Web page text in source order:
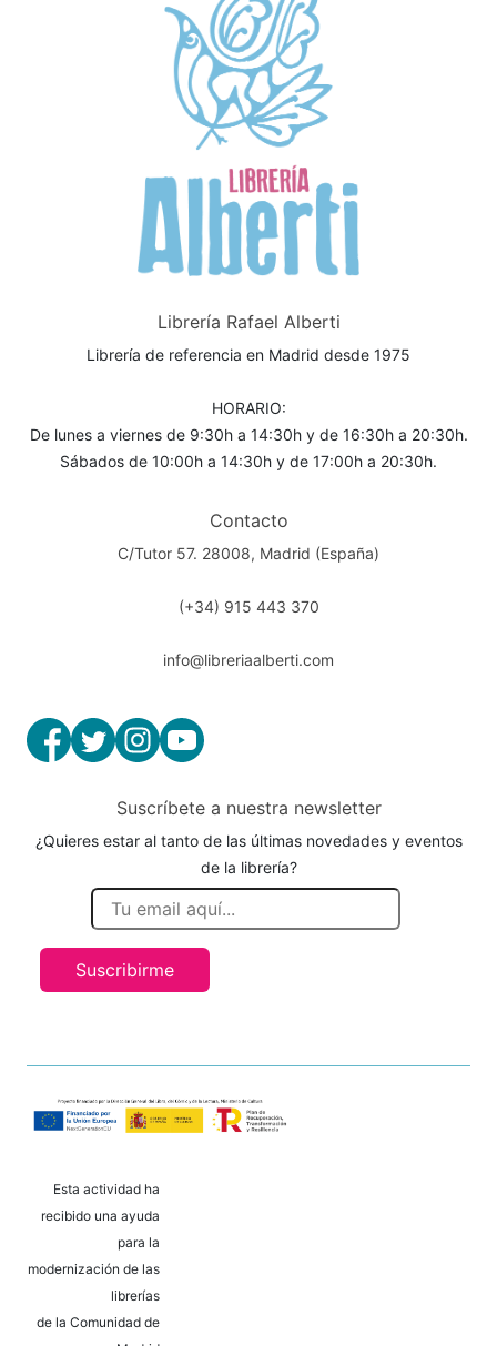
Librería Rafael Alberti
Librería de referencia en Madrid desde 1975
HORARIO:
De lunes a viernes de 9:30h a 14:30h y de 16:30h a 20:30h.
Sábados de 10:00h a 14:30h y de 17:00h a 20:30h.
Contacto
C/Tutor 57. 28008, Madrid (España)
(+34) 915 443 370
info@libreriaalberti.com
Suscríbete a nuestra newsletter
¿Quieres estar al tanto de las últimas novedades y eventos
de la librería?
Suscribirme
Esta actividad ha
recibido una ayuda
para la
modernización de las
librerías
de la Comunidad de